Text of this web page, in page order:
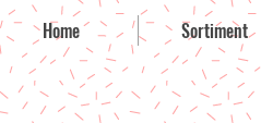
Home Sortiment